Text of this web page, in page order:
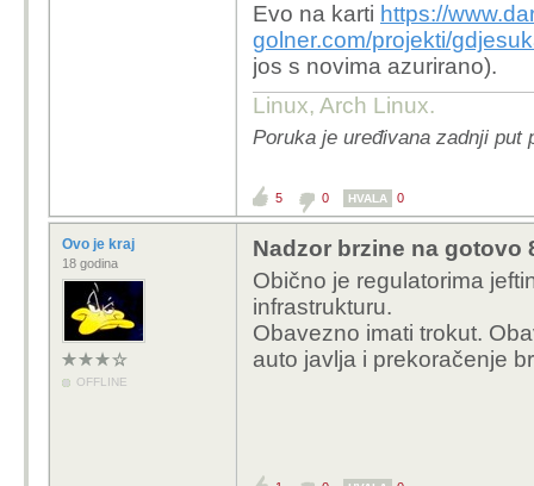
Evo na karti https://
golner.com/projekti/
jos s novima azurirano).
Linux, Arch Linux.
Poruka je uređivana zadnji put
5 0 HVALA 0
Ovo je kraj
18 godina
OFFLINE
Nadzor brzine na gotovo
Obično je regulatorima
infrastrukturu.
Obavezno imati trokut.
auto javlja i prekoračenje